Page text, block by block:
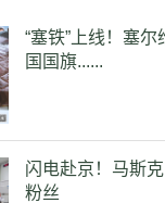
“塞铁”上线！塞
国国旗......
闪电赴京！马斯
粉丝